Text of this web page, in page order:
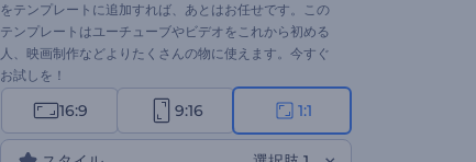
をテンプレートに追加すれば、あとはお任せです。この
テンプレートはユーチューブやビデオをこれから初める
人、映画制作などよりたくさんの物に使えます。今すぐ
お試しを！
16:9 9:16 1:1